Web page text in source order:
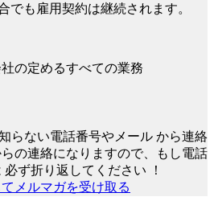
でも雇用契約は継続されます。
の定めるすべての業務
らない電話番号やメール から連絡
の連絡になりますので、もし電話
必ず折り返してください ！